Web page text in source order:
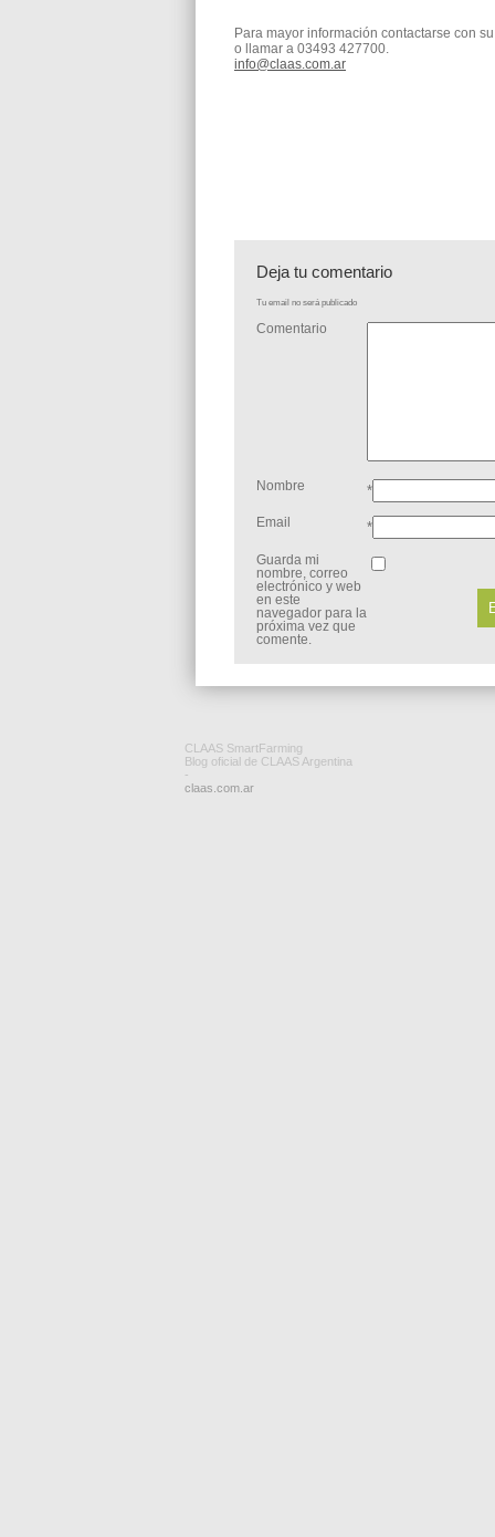
Para mayor información contactarse con
o llamar a 03493 427700.
info@claas.com.ar
Deja tu comentario
Tu email no será publicado
Comentario
Nombre *
Email *
Guarda mi
nombre, correo
electrónico y web
en este
navegador para la
próxima vez que
comente.
CLAAS SmartFarming
Blog oficial de CLAAS Argentina
-
claas.com.ar